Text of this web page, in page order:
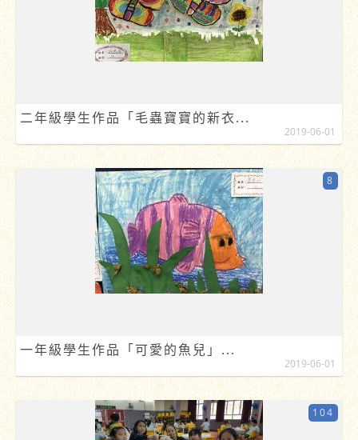
二年級學生作品「毛蟲寶寶的新衣...
2019-06-01
一年級學生作品「可愛的魚兒」...
8
2019-06-01
104